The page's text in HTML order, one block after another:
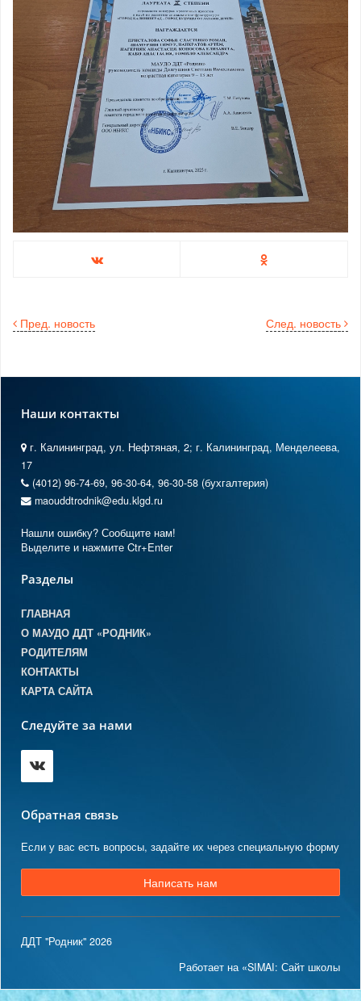
След. новость
Пред. новость
Наши контакты
г. Калининград, ул. Нефтяная, 2; г. Калининград, Менделеева,
17
(4012) 96-74-69, 96-30-64, 96-30-58 (бухгалтерия)
maouddtrodnik@edu.klgd.ru
Нашли ошибку? Сообщите нам!
Выделите и нажмите Ctr+Enter
Разделы
ГЛАВНАЯ
О МАУДО ДДТ «РОДНИК»
РОДИТЕЛЯМ
КОНТАКТЫ
КАРТА САЙТА
Следуйте за нами
Обратная связь
Если у вас есть вопросы, задайте их через специальную форму
Написать нам
ДДТ "Родник" 2026
Работает на «SIMAI: Сайт школы